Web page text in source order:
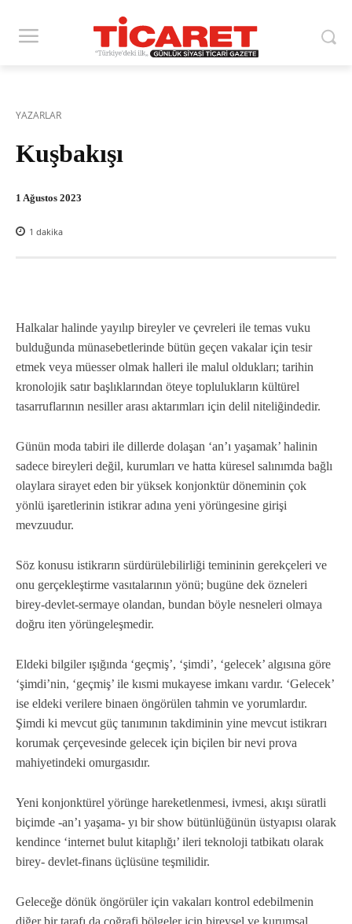
YAZARLAR
Kuşbakışı
1 Ağustos 2023
1 dakika
Halkalar halinde yayılıp bireyler ve çevreleri ile temas vuku
bulduğunda münasebetlerinde bütün geçen vakalar için tesir
etmek veya müesser olmak halleri ile malul oldukları; tarihin
kronolojik satır başlıklarından öteye toplulukların kültürel
tasarruflarının nesiller arası aktarımları için delil niteliğindedir.
Günün moda tabiri ile dillerde dolaşan ‘an’ı yaşamak’ halinin
sadece bireyleri değil, kurumları ve hatta küresel salınımda bağlı
olaylara sirayet eden bir yüksek konjonktür döneminin çok
yönlü işaretlerinin istikrar adına yeni yörüngesine girişi
mevzuudur.
Söz konusu istikrarın sürdürülebilirliği temininin gerekçeleri ve
onu gerçekleştirme vasıtalarının yönü; bugüne dek özneleri
birey-devlet-sermaye olandan, bundan böyle nesneleri olmaya
doğru iten yörüngeleşmedir.
Eldeki bilgiler ışığında ‘geçmiş’, ‘şimdi’, ‘gelecek’ algısına göre
‘şimdi’nin, ‘geçmiş’ ile kısmi mukayese imkanı vardır. ‘Gelecek’
ise eldeki verilere binaen öngörülen tahmin ve yorumlardır.
Şimdi ki mevcut güç tanımının takdiminin yine mevcut istikrarı
korumak çerçevesinde gelecek için biçilen bir nevi prova
mahiyetindeki omurgasıdır.
Yeni konjonktürel yörünge hareketlenmesi, ivmesi, akışı süratli
biçimde -an’ı yaşama- yı bir show bütünlüğünün üstyapısı olarak
kendince ‘internet bulut kitaplığı’ ileri teknoloji tatbikatı olarak
birey- devlet-finans üçlüsüne teşmilidir.
Geleceğe dönük öngörüler için vakaları kontrol edebilmenin